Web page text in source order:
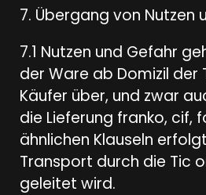
7. Übergang von Nutzen
7.1 Nutzen und Gefahr
der Ware ab Domizil der
Käufer über, und zwar
die Lieferung franko, cif,
ähnlichen Klauseln
Transport durch die Tic
geleitet wird.